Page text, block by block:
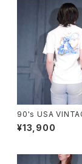
90's USA
S CAPCOM
NT DESIGN T
¥13,900